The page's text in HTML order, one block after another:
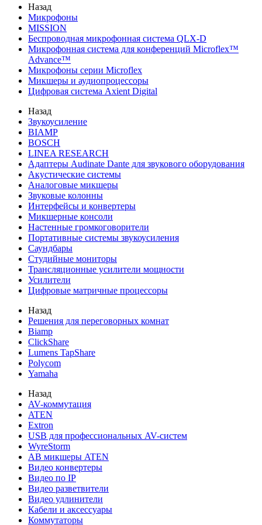
Назад
Микрофоны
MISSION
Беспроводная микрофонная система QLX-D
Микрофонная система для конференций Microflex™
Advance™
Микрофоны серии Microflex
Микшеры и аудиопроцессоры
Цифровая система Axient Digital
Назад
Звукоусиление
BIAMP
BOSCH
LINEA RESEARCH
Адаптеры Audinate Dante для звукового оборудования
Акустические системы
Аналоговые микшеры
Звуковые колонны
Интерфейсы и конвертеры
Микшерные консоли
Настенные громкоговорители
Портативные системы звукоусиления
Саундбары
Студийные мониторы
Трансляционные усилители мощности
Усилители
Цифровые матричные процессоры
Назад
Решения для переговорных комнат
Biamp
ClickShare
Lumens TapShare
Polycom
Yamaha
Назад
AV-коммутация
ATEN
Extron
USB для профессиональных AV-систем
WyreStorm
АВ микшеры ATEN
Видео конвертеры
Видео по IP
Видео разветвители
Видео удлинители
Кабели и аксессуары
Коммутаторы